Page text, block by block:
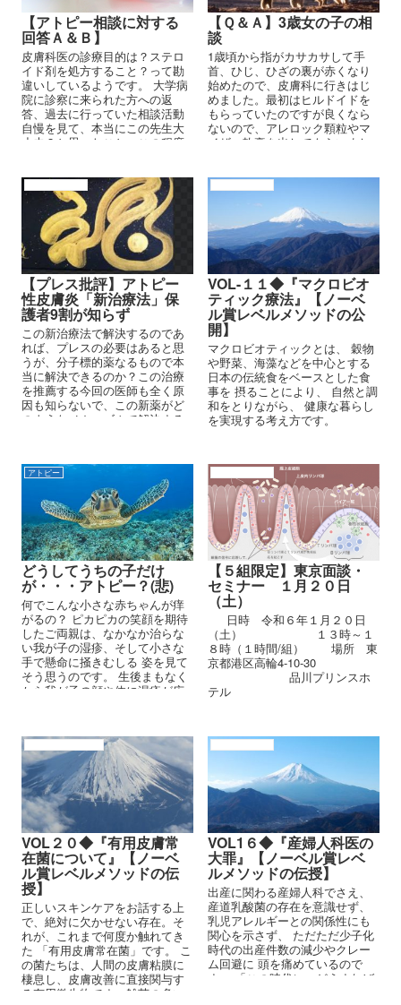
【アトピー相談に対する
回答Ａ＆Ｂ】
皮膚科医の診療目的は？ステロ
イド剤を処方すること？って勘
違いしているようです。 大学病
院に診察に来られた方への返
答、過去に行っていた相談活動
自慢を見て、本当にこの先生大
丈夫？と思ったこと、この程度
だただステロイド剤処方する有
名な大先生のコメント批評など
してみよう。あ、一応上から目
線で。
【Ｑ＆Ａ】3歳女の子の相
談
1歳頃から指がカサカサして手
首、ひじ、ひざの裏が赤くなり
始めたので、皮膚科に行きはじ
めました。最初はヒルドイドを
もらっていたのですが良くなら
ないので、アレロック顆粒やマ
イザー軟膏を出してもらいまし
手を洗いすぎるからそのせいだ
だと思っていませんでした。
【プレス批評】アトピー
性皮膚炎「新治療法」保
護者9割が知らず
この新治療法で解決するのであ
れば、プレスの必要はあると思
うが、分子標的薬なるもので本
当に解決できるのか？この治療
を推薦する今回の医師も全く原
因も知らないで、この新薬がど
のようなメカニズムで解決する
VOL-１１◆『マクロビオ
ティック療法』【ノーベ
ル賞レベルメソッドの公
開】
マクロビオティックとは、 穀物
や野菜、海藻などを中心とする
日本の伝統食をベースとした食
事を 摂ることにより、 自然と調
和をとりながら、 健康な暮らし
を実現する考え方です。
アトピー
どうしてうちの子だけ
が・・・アトピー？(悲)
何でこんな小さな赤ちゃんが痒
がるの？ ピカピカの笑顔を期待
したご両親は、なかなか治らな
い我が子の湿疹、そして小さな
手で懸命に掻きむしる 姿を見て
そう思うのです。 生後まもなく
から我が子の顔や体に湿疹が広
【５組限定】東京面談・
セミナー １月２０日
（土）
日時 令和６年１月２０日
（土） １３時～１
８時（１時間/組） 場所 東
京都港区高輪4-10-30
品川プリンスホ
テル
VOL２０◆『有用皮膚常
在菌について』【ノーベ
ル賞レベルメソッドの伝
授】
正しいスキンケアをお話する上
で、絶対に欠かせない存在。そ
れが、これまで何度か触れてき
た 「有用皮膚常在菌」です。 こ
の菌たちは、人間の皮膚粘膜に
棲息し、皮膚改善に直接関与す
る有用微生物です。雑菌の多い
VOL1６◆『産婦人科医の
大罪』【ノーベル賞レベ
ルメソッドの伝授】
出産に関わる産婦人科でさえ、
産道乳酸菌の存在を意識せず、
乳児アレルギーとの関係性にも
関心を示さず、 ただただ少子化
時代の出産件数の減少やクレー
ム回避に 頭を痛めているので
す。 「この時代に、どうすれば